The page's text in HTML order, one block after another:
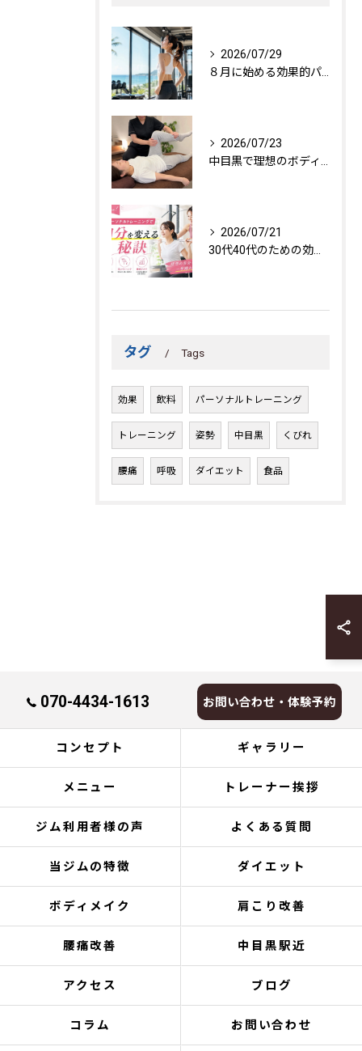
2026/07/29
2026/07/23
2026/07/21
タグ Tags
効果 飲料 パーソナルトレーニング
トレーニング 姿勢 中目黒 くびれ
腰痛 呼吸 ダイエット 食品
070-4434-1613 お問い合わせ・体験予約
コンセプト ギャラリー
メニュー トレーナー挨拶
ジム利用者様の声 よくある質問
当ジムの特徴 ダイエット
ボディメイク 肩こり改善
腰痛改善 中目黒駅近
アクセス ブログ
コラム お問い合わせ